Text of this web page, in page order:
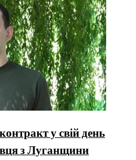
у свій день
з Луганщини